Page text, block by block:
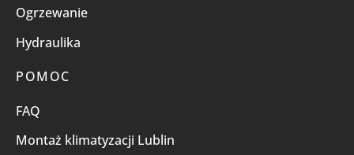
Ogrzewanie
Hydraulika
POMOC
FAQ
Montaż klimatyzacji Lublin